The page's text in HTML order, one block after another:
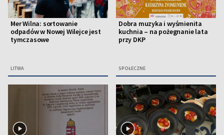
Mer Wilna: sortowanie
odpadów w Nowej Wilejce jest
tymczasowe
LITWA
Dobra muzyka i wyśmienita
kuchnia – na pożegnanie lata
przy DKP
SPOŁECZNE